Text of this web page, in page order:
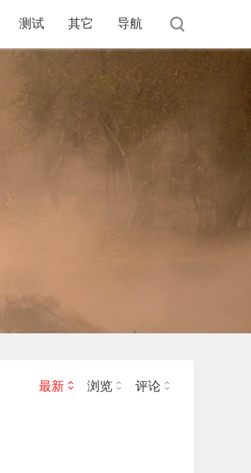
测试 其它 导航
最新 浏览 评论